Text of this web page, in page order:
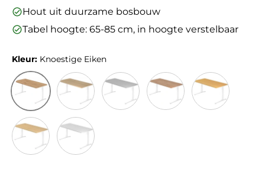
Hout uit duurzame bosbouw
Tabel hoogte: 65-85 cm, in hoogte verstelbaar
Kleur: Knoestige Eiken
Knoestige Eiken
Eiken